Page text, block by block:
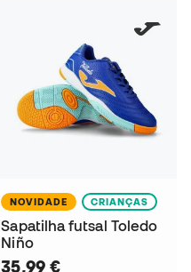
NOVIDADE CRIANÇAS
Sapatilha futsal Toledo
Niño
35,99 €